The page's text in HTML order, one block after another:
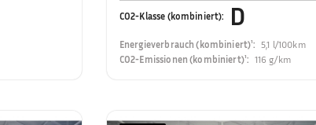
CO2-Klasse (kombiniert): D
Energieverbrauch (kombiniert)¹: 5,1 l/100km
CO2-Emissionen (kombiniert)¹: 116 g/km